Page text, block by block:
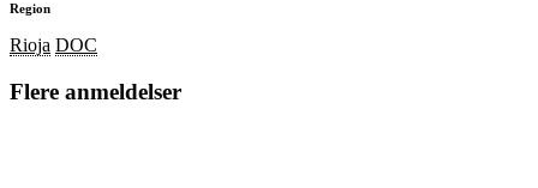
Region
Rioja DOC
Flere anmeldelser